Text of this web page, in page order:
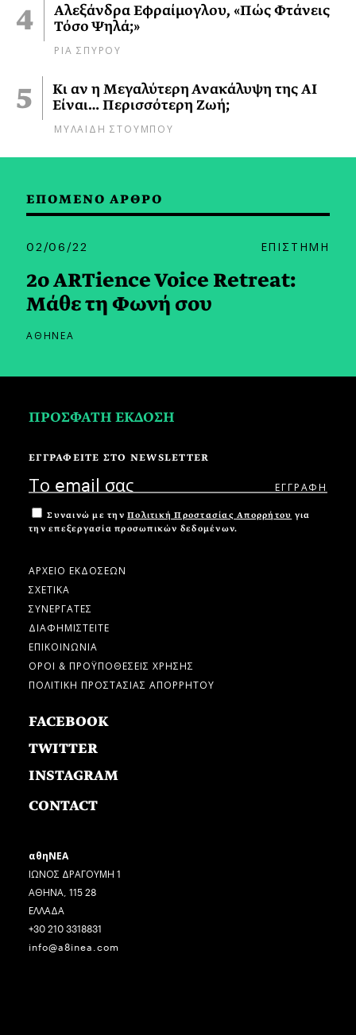
Αλεξάνδρα Εφραίμογλου, «Πώς Φτάνεις
Τόσο Ψηλά;»
ΡΙΑ ΣΠΥΡΟΥ
Κι αν η Μεγαλύτερη Ανακάλυψη της AI
Είναι… Περισσότερη Ζωή;
ΜΥΛΑΙΔΗ ΣΤΟΥΜΠΟΥ
ΕΠΟΜΕΝΟ ΑΡΘΡΟ
02/06/22 ΕΠΙΣΤΗΜΗ
2ο ARTience Voice Retreat:
Μάθε τη Φωνή σου
ΑΘΗΝΕΑ
ΠΡΟΣΦΑΤΗ ΕΚΔΟΣΗ
ΕΓΓΡΑΦΕΙΤΕ ΣΤΟ NEWSLETTER
Συναινώ με την Πολιτική Προστασίας Απορρήτου για
την επεξεργασία προσωπικών δεδομένων.
ΑΡΧΕΙΟ ΕΚΔΟΣΕΩΝ
ΣΧΕΤΙΚΑ
ΣΥΝΕΡΓΑΤΕΣ
ΔΙΑΦΗΜΙΣΤΕΙΤΕ
ΕΠΙΚΟΙΝΩΝΙΑ
ΟΡΟΙ & ΠΡΟΫΠΟΘΕΣΕΙΣ ΧΡΗΣΗΣ
ΠΟΛΙΤΙΚΗ ΠΡΟΣΤΑΣΙΑΣ ΑΠΟΡΡΗΤΟΥ
FACEBOOK
TWITTER
INSTAGRAM
CONTACT
αθηΝΕΑ
ΙΩΝΟΣ ΔΡΑΓΟΥΜΗ 1
ΑΘΗΝΑ, 115 28
ΕΛΛΑΔΑ
+30 210 3318831
info@a8inea.com